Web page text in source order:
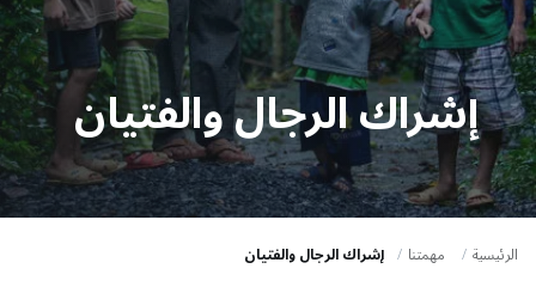
t
i
o
n
إشراك الرجال والفتيان
الرئيسية مهمتنا إشراك الرجال والفتيان